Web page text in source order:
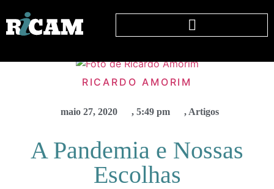
RICARDO AMORIM
maio 27, 2020 , 5:49 pm , Artigos
A Pandemia e Nossas
Escolhas